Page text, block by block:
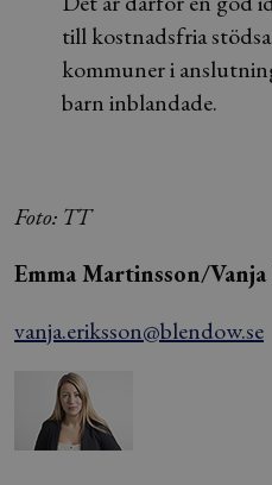
till kostnadsfria
kommuner i
barn inblandade.
Foto: TT
Emma Martinsson/
vanja.eriksson@blendow.se